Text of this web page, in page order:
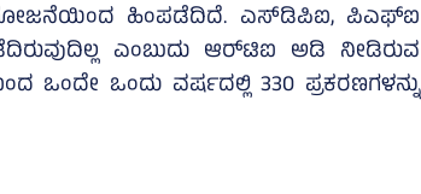
ಅಭಿಯೋಜನೆಯಿಂದ ಹಿಂಪಡೆದಿದೆ. ಎಸ್‌ಡಿಪಿಐ, ಪಿಎಫ್‌ಐ
ಎಂಬುದು ಆರ್‌ಟಿಐ ಅಡಿ ನೀಡಿರುವ
ಒಂದೇ ಒಂದು ವರ್ಷದಲ್ಲಿ 330 ಪ್ರಕರಣಗಳನ್ನು